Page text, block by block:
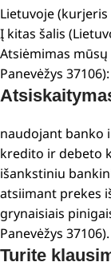
Lietuvoje
Į kitas šalis
Atsiėmimas
Panevėžys
naudojant banko
kredito ir debeto
išankstiniu
atsiimant prekes
grynaisiais
Panevėžys 37106).
Turite